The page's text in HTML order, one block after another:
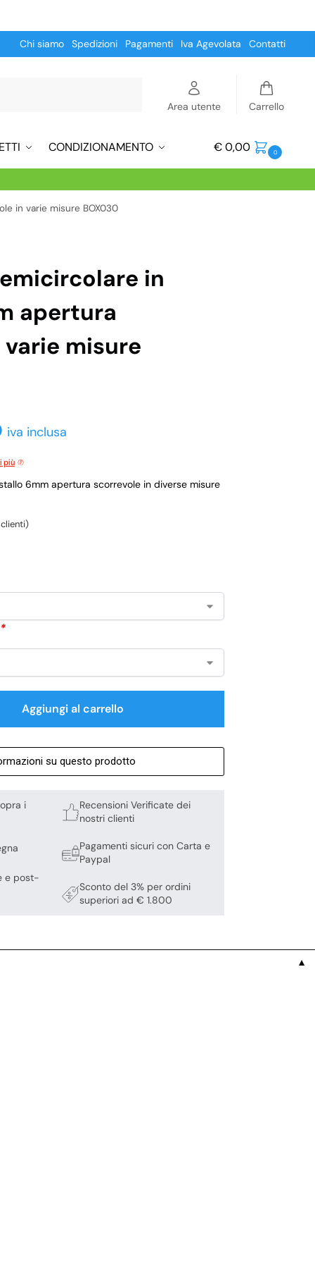
Chi siamo Spedizioni Pagamenti Iva Agevolata Contatti
Area utente Carrello
CONDIZIONAMENTO €0,00 0
in varie misure BOX030
in
apertura
misure
iva inclusa
più
6mm apertura scorrevole in diverse misure
*
Aggiungi al carrello
su questo prodotto
i
e post-
Recensioni Verificate dei
nostri clienti
Pagamenti sicuri con Carta e
Paypal
Sconto del 3% per ordini
superiori ad € 1.800
▼